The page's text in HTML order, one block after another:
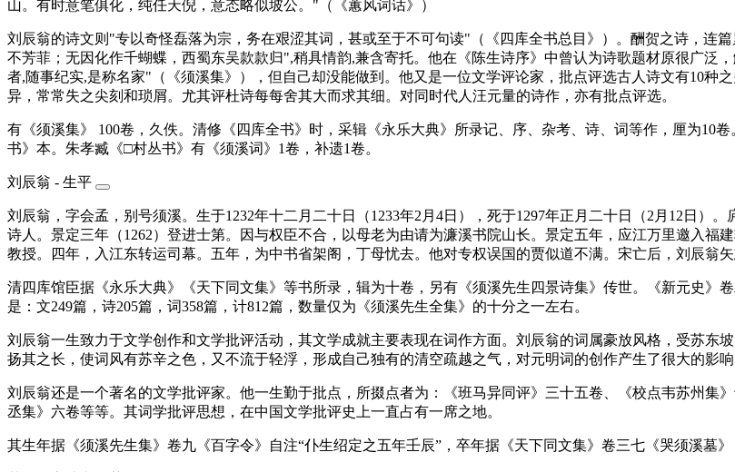
山。有时意笔俱化，纯任天倪，意态略似坡公。"（《蕙风词话》）
刘辰翁的诗文则"专以奇怪磊落为宗，务在艰涩其词，甚或至于不可句读"（《四库全书总目》）。酬贺之诗，连
不芳菲；无因化作千蝴蝶，西蜀东吴款款归",稍具情韵,兼含寄托。他在《陈生诗序》中曾认为诗歌题材原很广泛
者,随事纪实,是称名家"（《须溪集》），但自己却没能做到。他又是一位文学评论家，批点评选古人诗文有10种
异，常常失之尖刻和琐屑。尤其评杜诗每每舍其大而求其细。对同时代人汪元量的诗作，亦有批点评选。
有《须溪集》 100卷，久佚。清修《四库全书》时，采辑《永乐大典》所录记、序、杂考、诗、词等作，厘为10
书》本。朱孝臧《□村丛书》有《须溪词》1卷，补遗1卷。
刘辰翁 - 生平
刘辰翁，字会孟，别号须溪。生于1232年十二月二十日（1233年2月4日），死于1297年正月二十日（2月12日）
诗人。景定三年（1262）登进士第。因与权臣不合，以母老为由请为濂溪书院山长。景定五年，应江万里邀入福
教授。四年，入江东转运司幕。五年，为中书省架阁，丁母忧去。他对专权误国的贾似道不满。宋亡后，刘辰翁
清四库馆臣据《永乐大典》《天下同文集》等书所录，辑为十卷，另有《须溪先生四景诗集》传世。《新元史》
是：文249篇，诗205篇，词358篇，计812篇，数量仅为《须溪先生全集》的十分之一左右。
刘辰翁一生致力于文学创作和文学批评活动，其文学成就主要表现在词作方面。刘辰翁的词属豪放风格，受苏东
扬其之长，使词风有苏辛之色，又不流于轻浮，形成自己独有的清空疏越之气，对元明词的创作产生了很大的影响
刘辰翁还是一个著名的文学批评家。他一生勤于批点，所掇点者为：《班马异同评》三十五卷、《校点韦苏州集
丞集》六卷等等。其词学批评思想，在中国文学批评史上一直占有一席之地。
其生年据《须溪先生集》卷九《百字令》自注“仆生绍定之五年壬辰”，卒年据《天下同文集》卷三七《哭须溪墓》